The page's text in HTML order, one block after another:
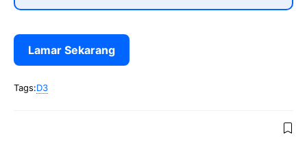
Lamar Sekarang
Tags:D3